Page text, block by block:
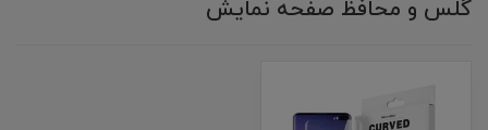
گلس و محافظ صفحه نمایش